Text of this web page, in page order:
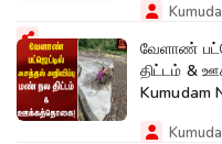
வேளாண்
திட்டம் &
Kumudam